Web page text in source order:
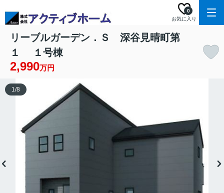
お気に入り
0
リーブルガーデン．Ｓ 深谷見晴町第
１ １号棟
2,990万円
1/8